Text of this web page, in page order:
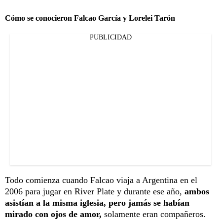
Cómo se conocieron Falcao García y Lorelei Tarón
PUBLICIDAD
Todo comienza cuando Falcao viaja a Argentina en el
2006 para jugar en River Plate y durante ese año, ambos
asistían a la misma iglesia, pero jamás se habían
mirado con ojos de amor, solamente eran compañeros.